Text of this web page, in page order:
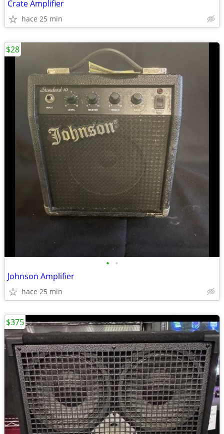
Crate Amplifier
hace 25 min
• •
Johnson Amplifier
hace 25 min
$28
$375